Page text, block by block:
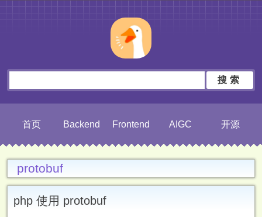
搜索
首页 Backend Frontend AIGC 开源
protobuf
php 使用 protobuf